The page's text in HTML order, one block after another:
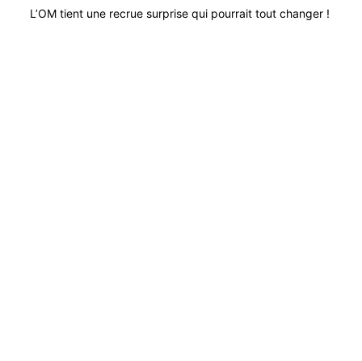
L’OM tient une recrue surprise qui pourrait tout changer !